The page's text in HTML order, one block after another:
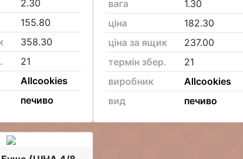
2.30
155.80
358.30
21
Allcookies
печиво
вага
1.30
ціна
182.30
ціна за ящик
237.00
термін збер.
21
виробник
Allcookies
вид
печиво